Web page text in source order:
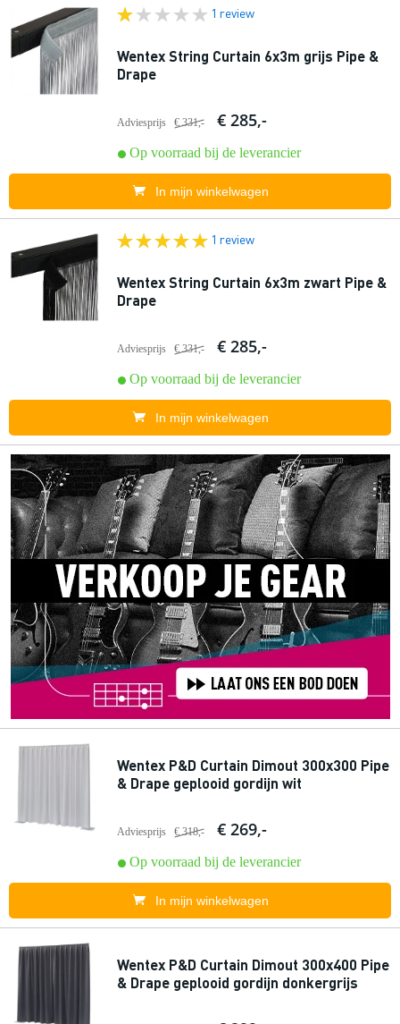
1 review
Wentex String Curtain 6x3m grijs Pipe &
Drape
Adviesprijs € 331,- € 285,-
Op voorraad bij de leverancier
In mijn winkelwagen
1 review
Wentex String Curtain 6x3m zwart Pipe &
Drape
Adviesprijs € 331,- € 285,-
Op voorraad bij de leverancier
In mijn winkelwagen
Wentex P&D Curtain Dimout 300x300 Pipe
& Drape geplooid gordijn wit
Adviesprijs € 318,- € 269,-
Op voorraad bij de leverancier
In mijn winkelwagen
Wentex P&D Curtain Dimout 300x400 Pipe
& Drape geplooid gordijn donkergrijs